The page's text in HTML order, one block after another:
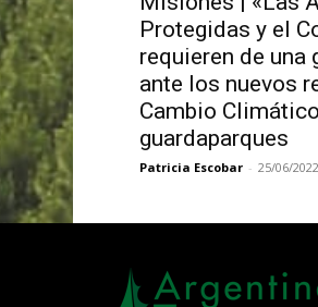
Protegidas y el
requieren de
ante los nuevos
Cambio
guardaparques
Patricia Escobar - 25/06/2022